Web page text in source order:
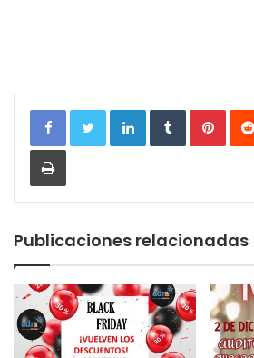
LinkedInTumblr
Imprimir
Publicaciones relacionadas